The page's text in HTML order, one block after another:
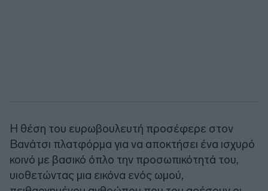
Η θέση του ευρωβουλευτή προσέφερε στον
Βανάτσι πλατφόρμα για να αποκτήσει ένα ισχυρό
κοινό με βασικό όπλο την προσωπικότητά του,
υιοθετώντας μια εικόνα ενός ωμού,